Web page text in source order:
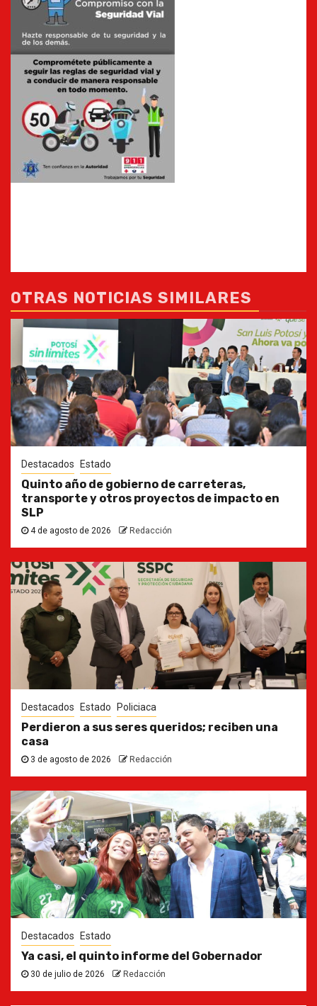
OTRAS NOTICIAS SIMILARES
Destacados Estado
Quinto año de gobierno de carreteras,
transporte y otros proyectos de impacto en
SLP
4 de agosto de 2026 Redacción
Destacados Estado Policiaca
Perdieron a sus seres queridos; reciben una
casa
3 de agosto de 2026 Redacción
Destacados Estado
Ya casi, el quinto informe del Gobernador
30 de julio de 2026 Redacción